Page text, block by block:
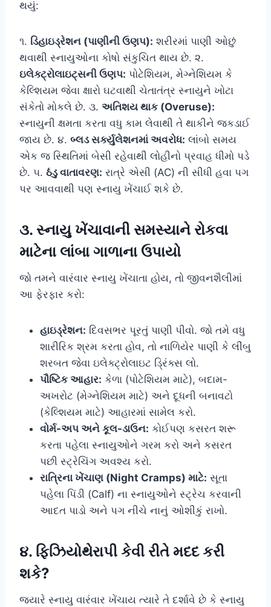
થયું:
૧. ડિહાઇડ્રેશન (પાણીની ઉણપ): શરીરમાં પાણી ઓછું
થવાથી સ્નાયુઓના કોષો સંકુચિત થાય છે. ૨.
ઇલેક્ટ્રોલાઇટ્સની ઉણપ: પોટેશિયમ, મેગ્નેશિયમ કે
કેલ્શિયમ જેવા ક્ષારો ઘટવાથી ચેતાતંત્ર સ્નાયુને ખોટા
સંકેતો મોકલે છે. ૩. અતિશય થાક (Overuse):
સ્નાયુની ક્ષમતા કરતા વધુ કામ લેવાથી તે થાકીને જકડાઈ
જાય છે. ૪. બ્લડ સર્ક્યુલેશનમાં અવરોધ: લાંબો સમય
એક જ સ્થિતિમાં બેસી રહેવાથી લોહીનો પ્રવાહ ધીમો પડે
છે. ૫. ઠંડુ વાતાવરણ: રાત્રે એસી (AC) ની સીધી હવા પગ
પર આવવાથી પણ સ્નાયુ ખેંચાઈ શકે છે.
૩. સ્નાયુ ખેંચાવાની સમસ્યાને રોકવા
માટેના લાંબા ગાળાના ઉપાયો
જો તમને વારંવાર સ્નાયુ ખેંચાતા હોય, તો જીવનશૈલીમાં
આ ફેરફાર કરો:
હાઇડ્રેશન: દિવસભર પૂરતું પાણી પીવો. જો તમે વધુ
શારીરિક શ્રમ કરતા હોવ, તો નાળિયેર પાણી કે લીંબુ
શરબત જેવા ઇલેક્ટ્રોલાઇટ ડ્રિંક્સ લો.
પૌષ્ટિક આહાર: કેળા (પોટેશિયમ માટે), બદામ-
અખરોટ (મેગ્નેશિયમ માટે) અને દૂધની બનાવટો
(કેલ્શિયમ માટે) આહારમાં સામેલ કરો.
વોર્મ-અપ અને કૂલ-ડાઉન: કોઈપણ કસરત શરૂ
કરતા પહેલા સ્નાયુઓને ગરમ કરો અને કસરત
પછી સ્ટ્રેચિંગ અવશ્ય કરો.
રાત્રિના ખેંચાણ (Night Cramps) માટે: સૂતા
પહેલા પિંડી (Calf) ના સ્નાયુઓને સ્ટ્રેચ કરવાની
આદત પાડો અને પગ નીચે નાનું ઓશીકું રાખો.
૪. ફિઝિયોથેરાપી કેવી રીતે મદદ કરી
શકે?
જ્યારે સ્નાયુ વારંવાર ખેંચાય ત્યારે તે દર્શાવે છે કે સ્નાયુ